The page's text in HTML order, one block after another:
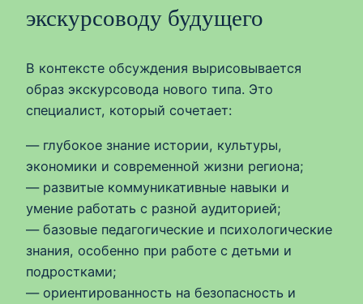
экскурсоводу будущего
В контексте обсуждения вырисовывается
образ экскурсовода нового типа. Это
специалист, который сочетает:
— глубокое знание истории, культуры,
экономики и современной жизни региона;
— развитые коммуникативные навыки и
умение работать с разной аудиторией;
— базовые педагогические и психологические
знания, особенно при работе с детьми и
подростками;
— ориентированность на безопасность и